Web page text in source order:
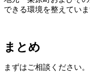
できる環境を整えていま
まとめ
まずはご相談ください。